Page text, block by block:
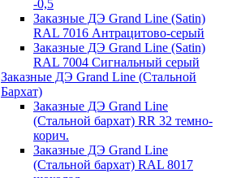
-0,5
Заказные ДЭ Grand Line (Satin)
RAL 7016 Антрацитово-серый
Заказные ДЭ Grand Line (Satin)
RAL 7004 Сигнальный серый
Заказные ДЭ Grand Line (Стальной
Бархат)
Заказные ДЭ Grand Line
(Стальной бархат) RR 32 темно-
корич.
Заказные ДЭ Grand Line
(Стальной бархат) RAL 8017